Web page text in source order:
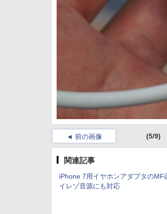
前の画像 (5/9)
関連記事
iPhone 7用イヤホンアダプタの
イレゾ音源にも対応